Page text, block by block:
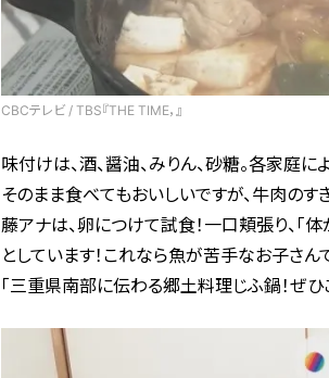
CBCテレビ / TBS『THE TIME，』
味付けは、酒、醤油、みりん、砂糖。各家庭
そのまま食べてもおいしいですが、牛肉の
藤アナは、卵につけて試食！一口頬張り、「
としています！これなら魚が苦手なお子さん
「三重県南部に伝わる郷土料理じふ鍋！ぜひ